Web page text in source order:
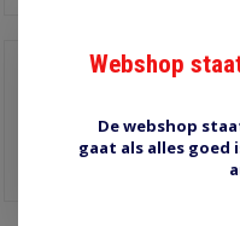
2847R
micro
Webshop
De webshop
gaat als alles goed